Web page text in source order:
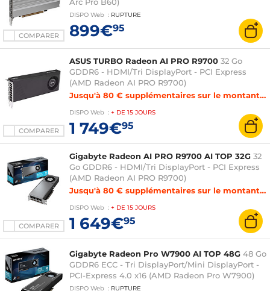
COMPARER
DISPO Web : RUPTURE
899€95
COMPARER
ASUS TURBO Radeon AI PRO R9700 32 Go
GDDR6 - HDMI/Tri DisplayPort - PCI Express
(AMD Radeon AI PRO R9700)
Jusqu'à 80 € supplémentaires sur le montant de reprise de votre carte graphique
DISPO Web : + DE 15 JOURS
1 749€95
COMPARER
Gigabyte Radeon AI PRO R9700 AI TOP 32G 32
Go GDDR6 - HDMI/Tri DisplayPort - PCI Express
(AMD Radeon AI PRO R9700)
Jusqu'à 80 € supplémentaires sur le montant de reprise de votre carte graphique
DISPO Web : + DE 15 JOURS
1 649€95
Gigabyte Radeon Pro W7900 AI TOP 48G 48 Go
GDDR6 ECC - Tri DisplayPort/Mini DisplayPort -
PCI-Express 4.0 x16 (AMD Radeon Pro W7900)
DISPO Web : RUPTURE